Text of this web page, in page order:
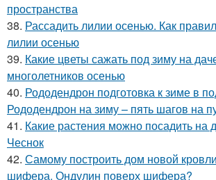
пространства
38. Рассадить лилии осенью. Как
лилии осенью
39. Какие цветы сажать под зиму на
многолетников осенью
40. Рододендрон подготовка к зиме в
Рододендрон на зиму – пять шагов на
41. Какие растения можно посадить на
Чеснок
42. Самому построить дом новой
шифера. Ондулин поверх шифера?